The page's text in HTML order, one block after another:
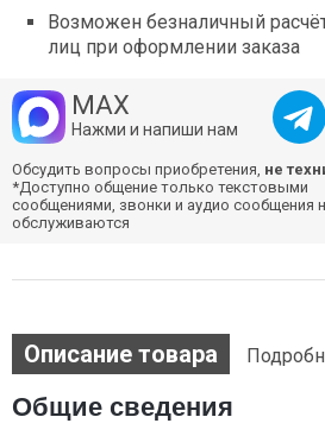
Возможен безналичный
лиц при оформлении заказа
MAX
Нажми и напиши нам
Обсудить вопросы приобретения, не
*Доступно общение только текстовыми
сообщениями, звонки и аудио сообщения
обслуживаются
Описание товара
Общие сведения